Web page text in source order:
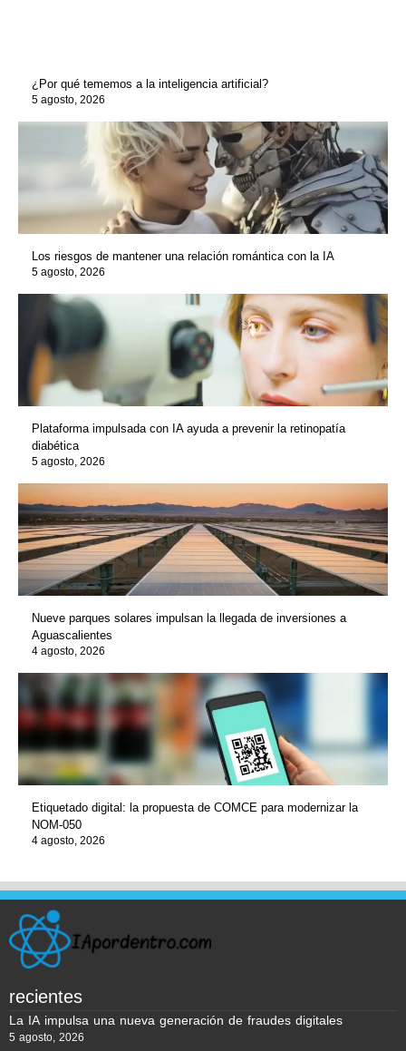
¿Por qué tememos a la inteligencia artificial?
5 agosto, 2026
Los riesgos de mantener una relación romántica con la IA
5 agosto, 2026
Plataforma impulsada con IA ayuda a prevenir la retinopatía
diabética
5 agosto, 2026
Nueve parques solares impulsan la llegada de inversiones a
Aguascalientes
4 agosto, 2026
Etiquetado digital: la propuesta de COMCE para modernizar la
NOM-050
4 agosto, 2026
recientes
La IA impulsa una nueva generación de fraudes digitales
5 agosto, 2026